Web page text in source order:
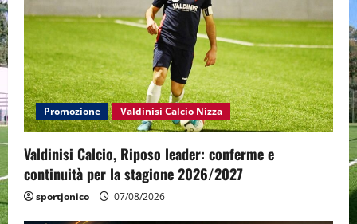
a
t
i
o
n
Promozione Valdinisi Calcio Nizza
Valdinisi Calcio, Riposo leader: conferme e
continuità per la stagione 2026/2027
sportjonico 07/08/2026